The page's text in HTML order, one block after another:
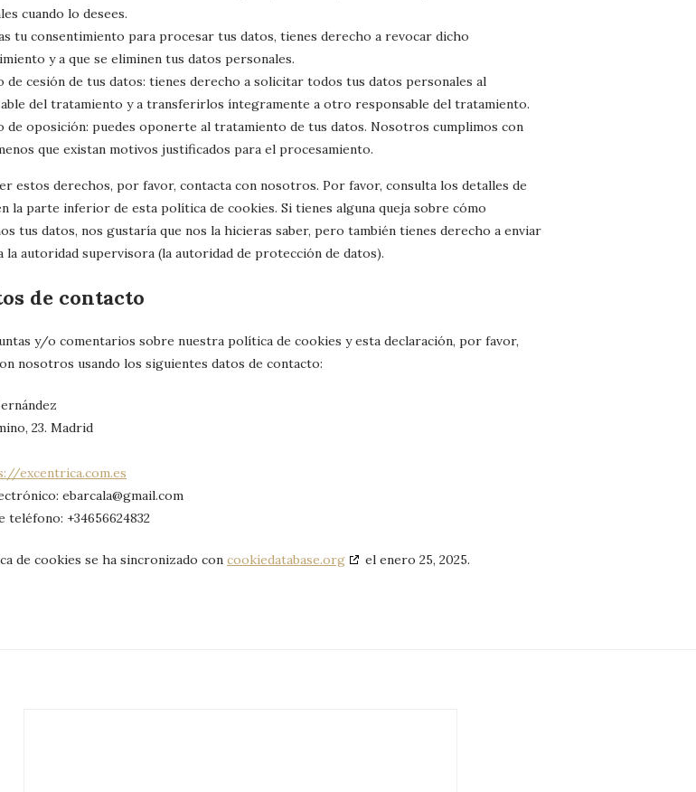
cuando lo desees.
tu consentimiento para procesar tus datos, tienes derecho a revocar dicho
y a que se eliminen tus datos personales.
de cesión de tus datos: tienes derecho a solicitar todos tus datos personales al
del tratamiento y a transferirlos íntegramente a otro responsable del tratamiento.
de oposición: puedes oponerte al tratamiento de tus datos. Nosotros cumplimos con
que existan motivos justificados para el procesamiento.
estos derechos, por favor, contacta con nosotros. Por favor, consulta los detalles de
la parte inferior de esta política de cookies. Si tienes alguna queja sobre cómo
tus datos, nos gustaría que nos la hicieras saber, pero también tienes derecho a enviar
la autoridad supervisora (la autoridad de protección de datos).
de contacto
y/o comentarios sobre nuestra política de cookies y esta declaración, por favor,
nosotros usando los siguientes datos de contacto:
23. Madrid
excentrica.com.es
ebarcala@gmail.com
teléfono: +34656624832
de cookies se ha sincronizado con cookiedatabase.org el enero 25, 2025.